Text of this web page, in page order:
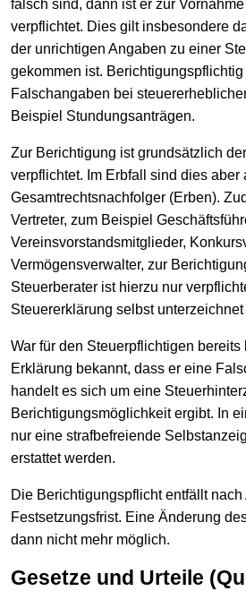
falsch sind, dann ist er zur
verpflichtet. Dies gilt insbesondere
der unrichtigen Angaben zu einer
gekommen ist.
Falschangaben bei
Beispiel Stundungsanträgen.
Zur Berichtigung ist grundsätzlich
verpflichtet. Im Erbfall sind dies aber
Gesamtrechtsnachfolger (Erben).
Vertreter, zum Beispiel
Vereinsvorstandsmitglieder,
Vermögensverwalter, zur
Steuerberater ist hierzu nur
Steuererklärung selbst unterzeichnet
War für den Steuerpflichtigen
Erklärung bekannt, dass er eine
handelt es sich um eine
Berichtigungsmöglichkeit ergibt. In
nur eine strafbefreiende
erstattet werden.
Die Berichtigungspflicht entfällt nach
Festsetzungsfrist. Eine Änderung
dann nicht mehr möglich.
Gesetze und Urteile